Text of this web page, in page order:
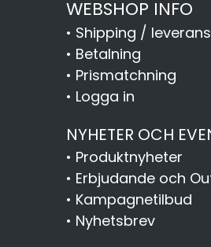
WEBSHOP INFO
• Shipping / leverans
• Betalning
• Prismatchning
• Logga in
NYHETER OCH
• Produktnyheter
• Erbjudande och
• Kampagnetilbud
• Nyhetsbrev